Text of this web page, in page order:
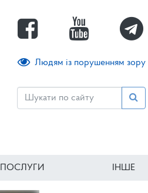
Людям із порушенням зору
ІНШЕ